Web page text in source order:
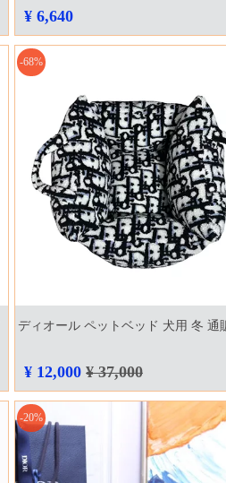
ス 最高級
¥ 6,640
-68%
ディオール ペットベッド 犬用 冬 通
¥ 12,000 ¥ 37,000
-20%